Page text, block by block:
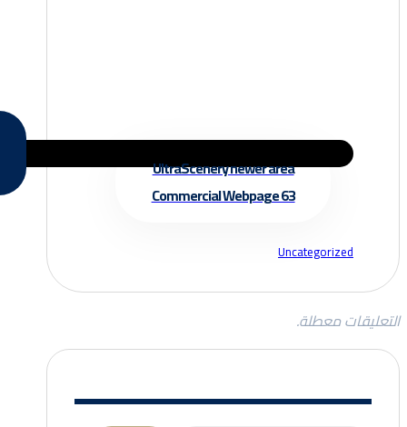
UltraScenery newer area
Commercial Webpage 63
Uncategorized
التعليقات معطلة.